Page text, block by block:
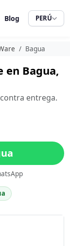
Blog PERÚ
Bagua
en Bagua,
entrega.